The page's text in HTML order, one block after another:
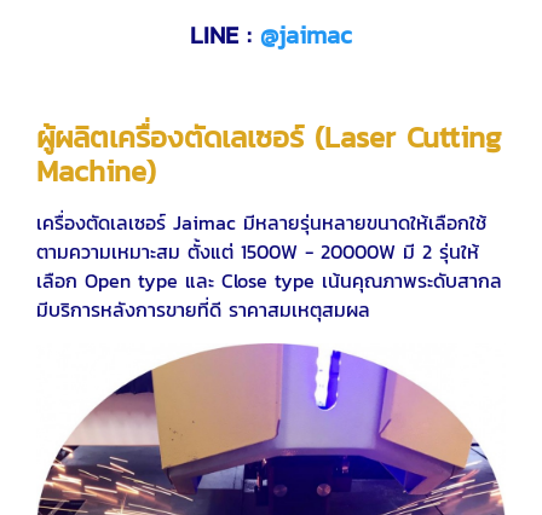
LINE : @jaimac
ผู้ผลิตเครื่องตัดเลเซอร์ (Laser Cutting
Machine)
เครื่องตัดเลเซอร์ Jaimac มีหลายรุ่นหลายขนาดให้เลือกใช้
ตามความเหมาะสม ตั้งแต่ 1500W - 20000W มี 2 รุ่นให้
เลือก Open type และ Close type เน้นคุณภาพระดับสากล
มีบริการหลังการขายที่ดี ราคาสมเหตุสมผล